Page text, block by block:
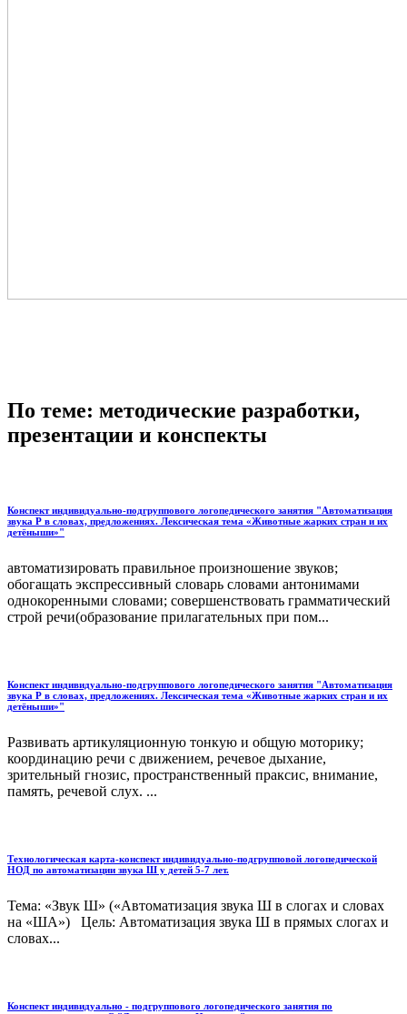
По теме: методические разработки,
презентации и конспекты
Конспект индивидуально-подгруппового логопедического занятия "Автоматизация
звука Р в словах, предложениях. Лексическая тема «Животные жарких стран и их
детёныши»"
автоматизировать правильное произношение звуков;
обогащать экспрессивный словарь словами антонимами
однокоренными словами; совершенствовать грамматический
строй речи(образование прилагательных при пом...
Конспект индивидуально-подгруппового логопедического занятия "Автоматизация
звука Р в словах, предложениях. Лексическая тема «Животные жарких стран и их
детёныши»"
Развивать артикуляционную тонкую и общую моторику;
координацию речи с движением, речевое дыхание,
зрительный гнозис, пространственный праксис, внимание,
память, речевой слух. ...
Технологическая карта-конспект индивидуально-подгрупповой логопедической
НОД по автоматизации звука Ш у детей 5-7 лет.
Тема: «Звук Ш» («Автоматизация звука Ш в слогах и словах
на «ША») Цель: Автоматизация звука Ш в прямых слогах и
словах...
Конспект индивидуально - подгруппового логопедического занятия по